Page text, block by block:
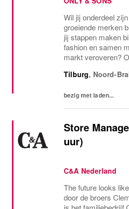
Wil jij onderdeel
groeiende merken
jij stappen maken
fashion en samen
markt veroveren?
veel kansen voor
Tilburg, Noord-
bezig met laden...
Store
uur)
C&A Nederland
The future looks
door de broers